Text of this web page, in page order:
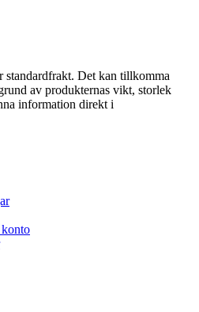
Det kan tillkomma
av produkternas vikt, storlek
information direkt i
konto